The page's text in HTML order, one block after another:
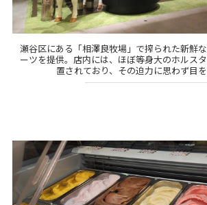
瀬谷区にある「相澤良牧場」で搾られた新鮮
ーツを提供。店内には、ほぼ等身大のホルス
置されており、その迫力に思わず目